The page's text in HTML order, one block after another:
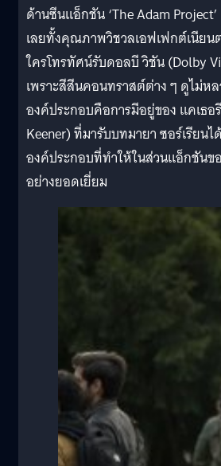
ด้านซีนแอ็กชัน ‘The Adam
เลยทั้งคุณภาพวิชวลเอฟเฟกต์เนียน
ใครโทรทัศน์รับดอลบี วิชัน (Dolby
เพราะสีสีนคอนทราสต์ต่าง ๆ ดูไม่ห
องค์ประกอบคือการมีอยู่ของ แคเธอ
Keener) ที่มารับบทมายา ซอร์เรียน
องค์ประกอบที่ทำให้ในส่วนแอ็กชัน
อย่างยอดเยี่ยม